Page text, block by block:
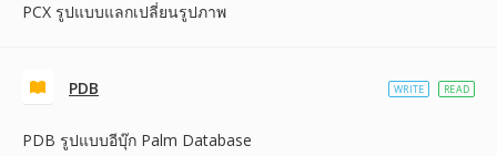
PCX รูปแบบแลกเปลี่ยนรูปภาพ
PDB
PDB รูปแบบอีบุ๊ก Palm Database
WRITE READ